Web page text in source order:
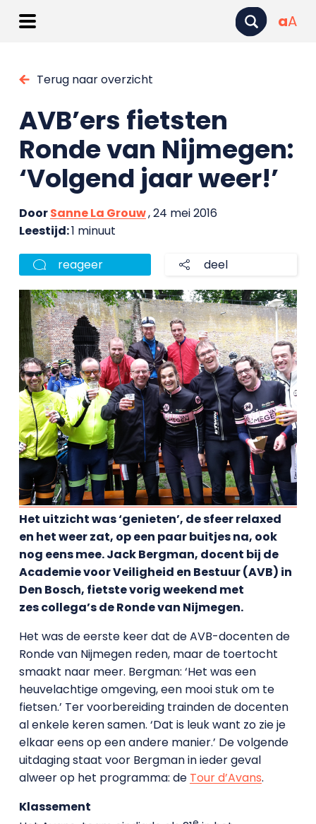
aA
Terug naar overzicht
AVB’ers fietsten
Ronde van Nijmegen:
‘Volgend jaar weer!’
DoorSanne La Grouw, 24 mei 2016
Leestijd:1 minuut
reageer deel
Het uitzicht was ‘genieten’, de sfeer relaxed
en het weer zat, op een paar buitjes na, ook
nog eens mee. Jack Bergman, docent bij de
Academie voor Veiligheid en Bestuur (AVB) in
Den Bosch, fietste vorig weekend met
zes collega’s de Ronde van Nijmegen.
Het was de eerste keer dat de AVB-docenten de
Ronde van Nijmegen reden, maar de toertocht
smaakt naar meer. Bergman: ‘Het was een
heuvelachtige omgeving, een mooi stuk om te
fietsen.’ Ter voorbereiding trainden de docenten
al enkele keren samen. ‘Dat is leuk want zo zie je
elkaar eens op een andere manier.’ De volgende
uitdaging staat voor Bergman in ieder geval
alweer op het programma: de Tour d’Avans.
Klassement